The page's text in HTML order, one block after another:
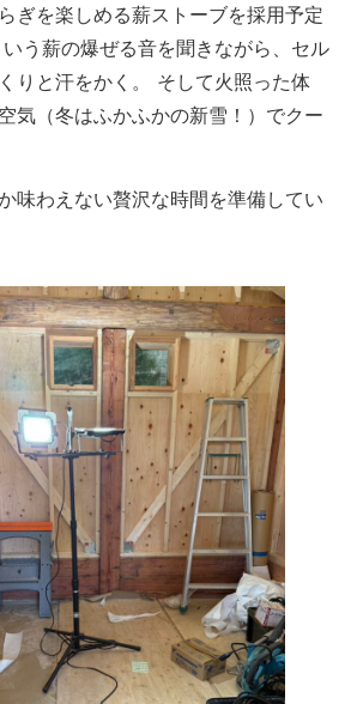
ぎを楽しめる薪ストーブを採用予定
う薪の爆ぜる音を聞きながら、セル
りと汗をかく。 そして火照った体
気（冬はふかふかの新雪！）でクー
味わえない贅沢な時間を準備してい